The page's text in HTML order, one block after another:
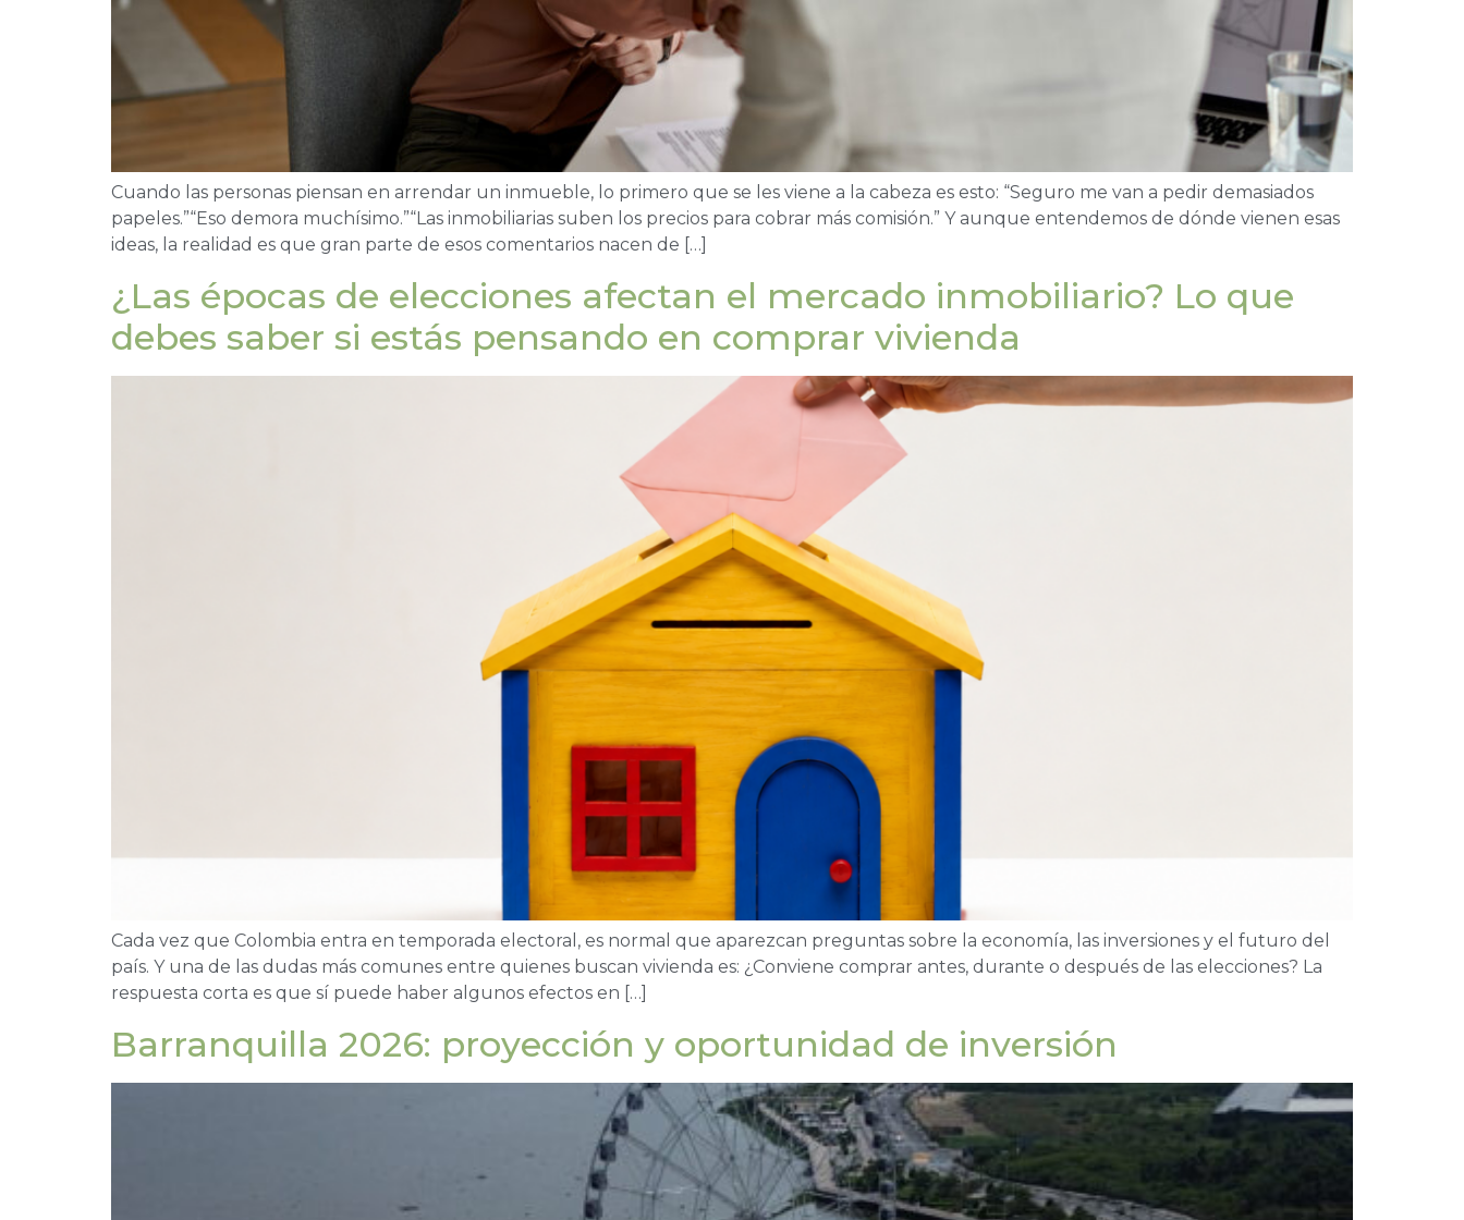
Cuando las personas piensan en arrendar un inmueble, lo primero que se les viene a la cabeza es esto: “Seguro me van a pedir demasiados
papeles.”“Eso demora muchísimo.”“Las inmobiliarias suben los precios para cobrar más comisión.” Y aunque entendemos de dónde vienen esas
ideas, la realidad es que gran parte de esos comentarios nacen de […]
¿Las épocas de elecciones afectan el mercado inmobiliario? Lo que
debes saber si estás pensando en comprar vivienda
Cada vez que Colombia entra en temporada electoral, es normal que aparezcan preguntas sobre la economía, las inversiones y el futuro del
país. Y una de las dudas más comunes entre quienes buscan vivienda es: ¿Conviene comprar antes, durante o después de las elecciones? La
respuesta corta es que sí puede haber algunos efectos en […]
Barranquilla 2026: proyección y oportunidad de inversión